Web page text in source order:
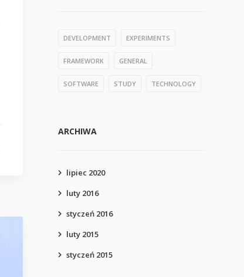
DEVELOPMENT EXPERIMENTS
FRAMEWORK GENERAL
SOFTWARE STUDY TECHNOLOGY
ARCHIWA
lipiec 2020
luty 2016
styczeń 2016
luty 2015
styczeń 2015